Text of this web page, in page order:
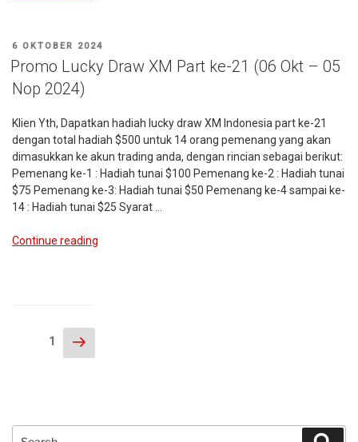
XM
(19
Agustus
20
September
2025)”
POSTED
ON
6 OKTOBER 2024
Promo Lucky Draw XM Part ke-21 (06 Okt – 05
Nop 2024)
Klien Yth, Dapatkan hadiah lucky draw XM Indonesia part ke-21
dengan total hadiah $500 untuk 14 orang pemenang yang akan
dimasukkan ke akun trading anda, dengan rincian sebagai berikut:
Pemenang ke-1 : Hadiah tunai $100 Pemenang ke-2 : Hadiah tunai
$75 Pemenang ke-3: Hadiah tunai $50 Pemenang ke-4 sampai ke-
14 : Hadiah tunai $25 Syarat …
Continue reading
Nop
Posts
pagination
1
Next
page